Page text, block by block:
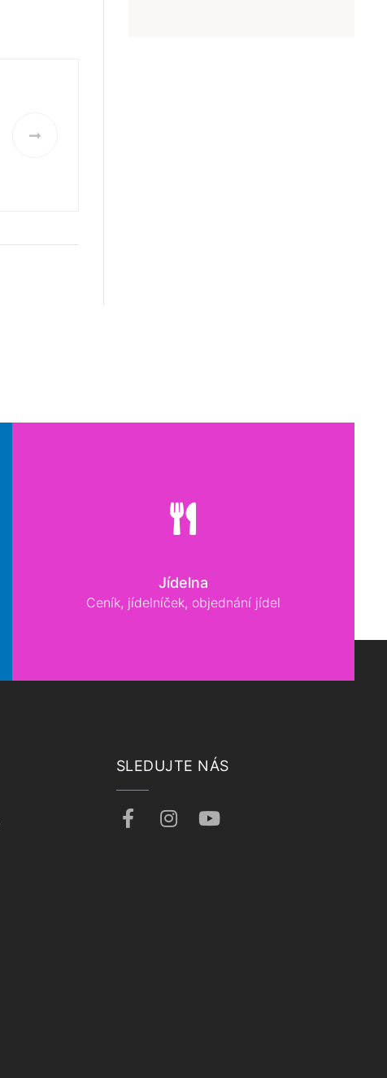
Jídelna
Ceník, jídelníček, objednání jídel
SLEDUJTE NÁS